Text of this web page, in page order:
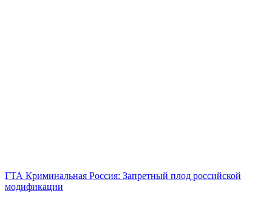
ГТА Криминальная Россия: Запретный плод российской
модификации